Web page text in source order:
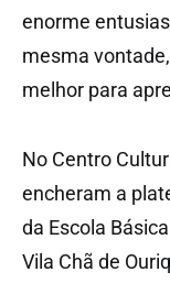
enorme
mesma
melhor para
No Centro
encheram a
da Escola
Vila Chã de